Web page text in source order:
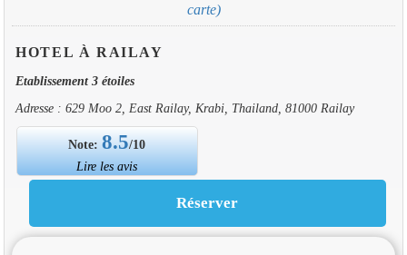
carte)
HOTEL À RAILAY
Etablissement 3 étoiles
Adresse : 629 Moo 2, East Railay, Krabi, Thailand, 81000 Railay
Note:8.5/10
Lire les avis